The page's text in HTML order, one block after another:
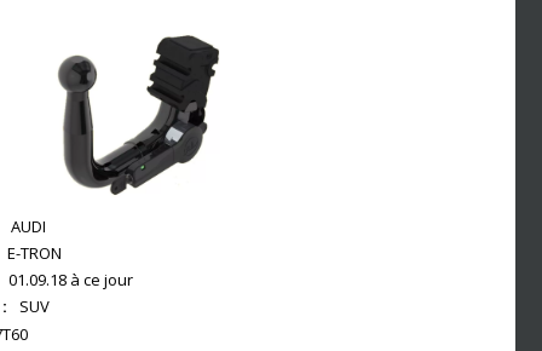
AUDI
E-TRON
01.09.18 à ce jour
SUV